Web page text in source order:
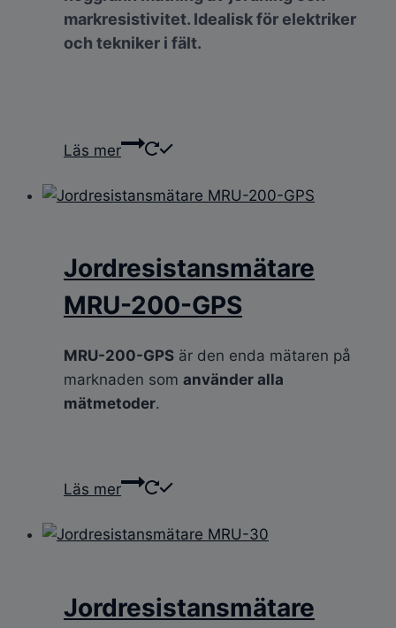
markresistivitet. Idealisk för elektriker
och tekniker i fält.
Läs mer
Jordresistansmätare
MRU-200-GPS
MRU-200-GPS är den enda mätaren på
marknaden som använder alla
mätmetoder.
Läs mer
Jordresistansmätare